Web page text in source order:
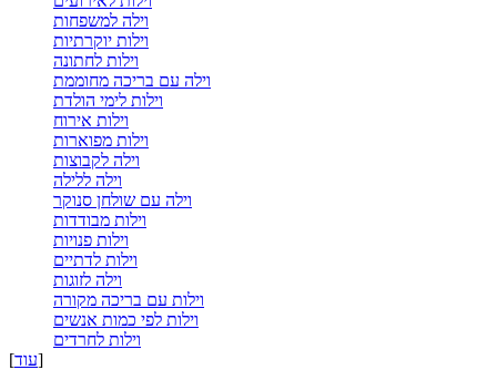
וילה למשפחות
וילות יוקרתיות
וילות לחתונה
וילה עם בריכה מחוממת
וילות לימי הולדת
וילות אירוח
וילות מפוארות
וילה לקבוצות
וילה ללילה
וילה עם שולחן סנוקר
וילות מבודדות
וילות פנויות
וילות לדתיים
וילה לזוגות
וילות עם בריכה מקורה
וילות לפי כמות אנשים
וילות לחרדים
[עוד]